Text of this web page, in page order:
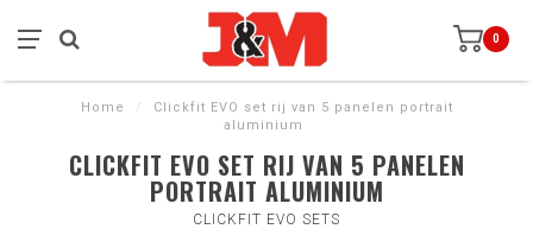
0
Home /
Clickfit EVO set rij van 5 panelen portrait
aluminium
CLICKFIT EVO SET RIJ VAN 5 PANELEN
PORTRAIT ALUMINIUM
CLICKFIT EVO SETS